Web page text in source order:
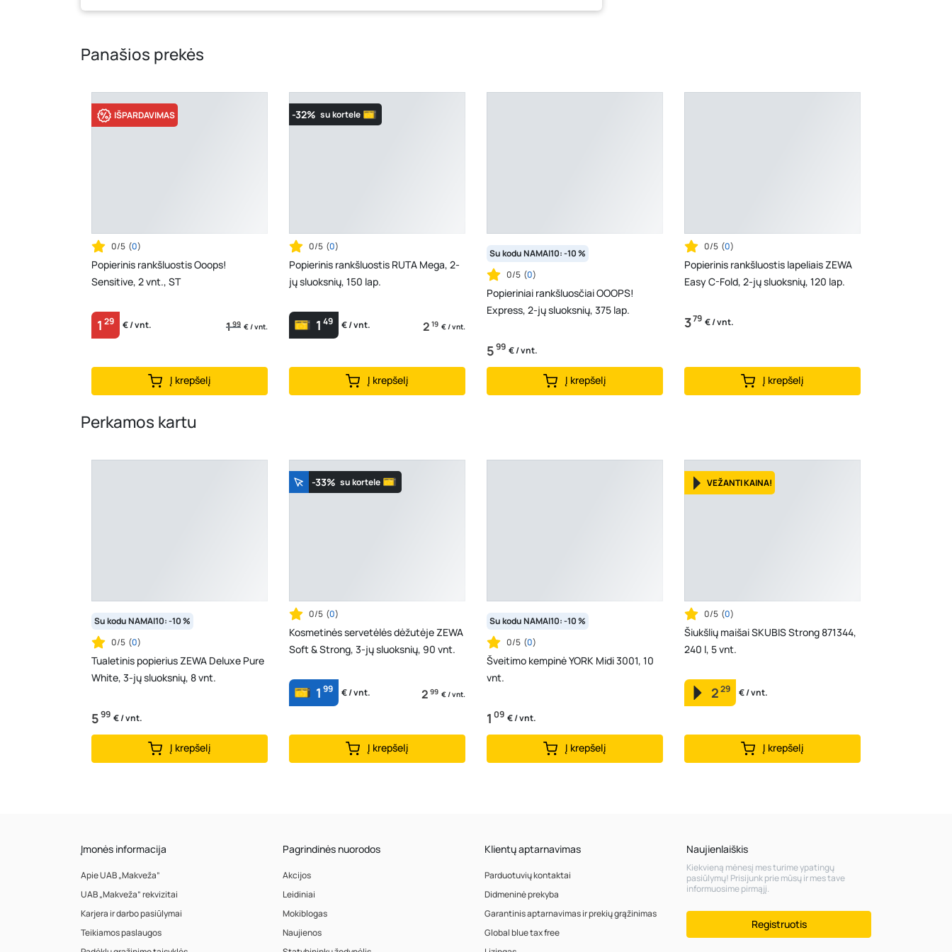
Panašios prekės
IŠPARDAVIMAS
0/5 (0)
Popierinis rankšluostis Ooops!
Sensitive, 2 vnt., ST
1 29 € / vnt. 199 € / vnt.
Į krepšelį
-32% su kortele
0/5 (0)
Popierinis rankšluostis RUTA Mega, 2-
jų sluoksnių, 150 lap.
1 49 € / vnt. 2 19 € / vnt.
Į krepšelį
Su kodu NAMAI10: -10 %
0/5 (0)
Popieriniai rankšluosčiai OOOPS!
Express, 2-jų sluoksnių, 375 lap.
599 € / vnt.
Į krepšelį
0/5 (0)
Popierinis rankšluostis lapeliais ZEWA
Easy C-Fold, 2-jų sluoksnių, 120 lap.
379 € / vnt.
Į krepšelį
Perkamos kartu
Su kodu NAMAI10: -10 %
0/5 (0)
Tualetinis popierius ZEWA Deluxe Pure
White, 3-jų sluoksnių, 8 vnt.
599 € / vnt.
Į krepšelį
-33% su kortele
0/5 (0)
Kosmetinės servetėlės dėžutėje ZEWA
Soft & Strong, 3-jų sluoksnių, 90 vnt.
1 99 € / vnt. 2 99 € / vnt.
Į krepšelį
Su kodu NAMAI10: -10 %
0/5 (0)
Šveitimo kempinė YORK Midi 3001, 10
vnt.
1 09 € / vnt.
Į krepšelį
VEŽANTI KAINA!
0/5 (0)
Šiukšlių maišai SKUBIS Strong 871344,
240 l, 5 vnt.
229 € / vnt.
Į krepšelį
Įmonės informacija
Apie UAB „Makveža”
UAB „Makveža” rekvizitai
Karjera ir darbo pasiūlymai
Teikiamos paslaugos
Pagrindinės nuorodos
Akcijos
Leidiniai
Mokiblogas
Naujienos
Klientų aptarnavimas
Parduotuvių kontaktai
Didmeninė prekyba
Garantinis aptarnavimas ir prekių grąžinimas
Global blue tax free
Naujienlaiškis
Kiekvieną mėnesį mes turime ypatingų
pasiūlymų! Prisijunk prie mūsų ir mes tave
informuosime pirmąjį.
Registruotis